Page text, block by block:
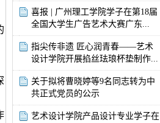
象,
智
造
新
艺
艺
术
设
计
喜报 | 广州理工学院学子在第18届
全国大学生广告艺术大赛广东...
指尖传非遗 匠心润青春——艺术
设计学院开展掐丝珐琅杯垫制作...
关于拟将曹晓婷等9名同志转为中
共正式党员的公示
艺术设计学院产品设计专业学子在